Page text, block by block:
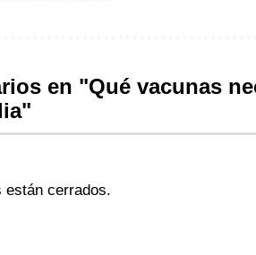
en "Qué vacunas
están cerrados.